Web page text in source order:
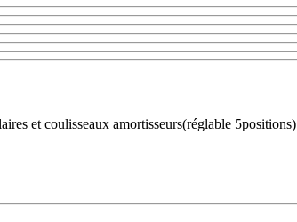
et coulisseaux amortisseurs(réglable 5positions)